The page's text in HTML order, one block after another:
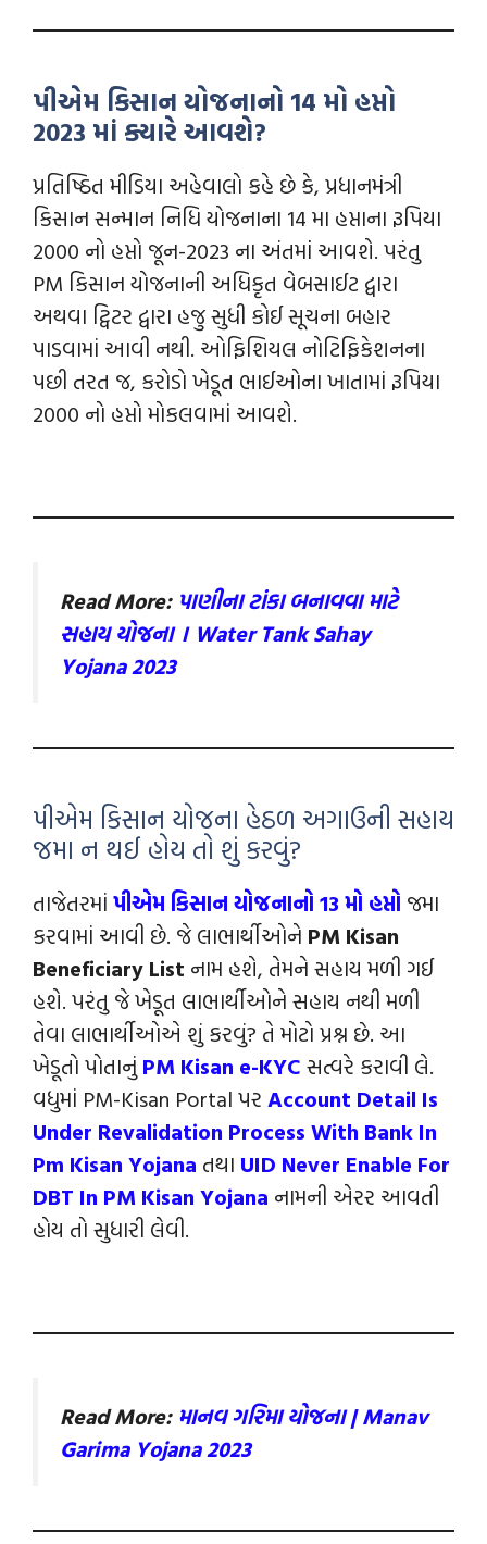
પીએમ કિસાન યોજનાનો 14 મો હપ્તો
2023 માં ક્યારે આવશે?
પ્રતિષ્ઠિત મીડિયા અહેવાલો કહે છે કે, પ્રધાનમંત્રી
કિસાન સન્માન નિધિ યોજનાના 14 મા હપ્તાના રૂપિયા
2000 નો હપ્તો જૂન-2023 ના અંતમાંં આવશે. પરંતુ
PM કિસાન યોજનાની અધિકૃત વેબસાઈટ દ્વારા
અથવા ટ્વિટર દ્વારા હજુ સુધી કોઈ સૂચના બહાર
પાડવામાં આવી નથી. ઓફિશિયલ નોટિફિકેશનના
પછી તરત જ, કરોડો ખેડૂત ભાઈઓના ખાતામાં રૂપિયા
2000 નો હપ્તો મોકલવામાં આવશે.
Read More: પાણીના ટાંકા બનાવવા માટે
સહાય યોજના । Water Tank Sahay
Yojana 2023
પીએમ કિસાન યોજના હેઠળ અગાઉની સહાય
જમા ન થઈ હોય તો શું કરવું?
તાજેતરમાં પીએમ કિસાન યોજનાનો 13 મો હપ્તો જમા
કરવામાં આવી છે. જે લાભાર્થીઓને PM Kisan
Beneficiary List નામ હશે, તેમને સહાય મળી ગઈ
હશે. પરંતુ જે ખેડૂત લાભાર્થીઓને સહાય નથી મળી
તેવા લાભાર્થીઓએ શું કરવું? તે મોટો પ્રશ્ન છે. આ
ખેડૂતો પોતાનું PM Kisan e-KYC સત્વરે કરાવી લે.
વધુમાં PM-Kisan Portal પર Account Detail Is
Under Revalidation Process With Bank In
Pm Kisan Yojana તથા UID Never Enable For
DBT In PM Kisan Yojana નામની એરર આવતી
હોય તો સુધારી લેવી.
Read More: માનવ ગરિમા યોજના | Manav
Garima Yojana 2023